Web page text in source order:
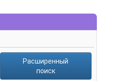
Расширенный
поиск